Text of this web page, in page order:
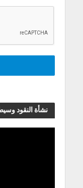
نشأة النقود